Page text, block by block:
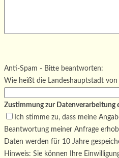
Bitte lasse dieses Feld leer.
Anti-Spam - Bitte beantworten:
Wie heißt die Landeshauptstadt von
Zustimmung zur Datenverarbeitung
Ich stimme zu, dass meine
Beantwortung meiner Anfrage
Daten werden für 10 Jahre
Hinweis: Sie können Ihre